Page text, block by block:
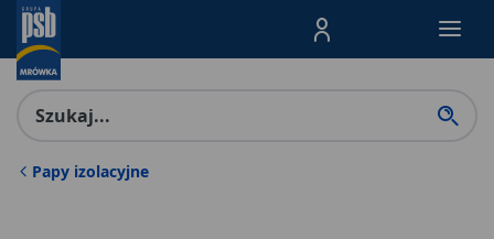
Menu Produktów,
Papy izolacyjne